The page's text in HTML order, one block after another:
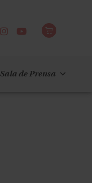
Sala de Prensa